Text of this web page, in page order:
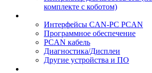
комплекте с коботом)
Интерфейсы CAN-PC PCAN
Программное обеспечение
PCAN кабель
Диагностика/Дисплеи
Другие устройства и ПО